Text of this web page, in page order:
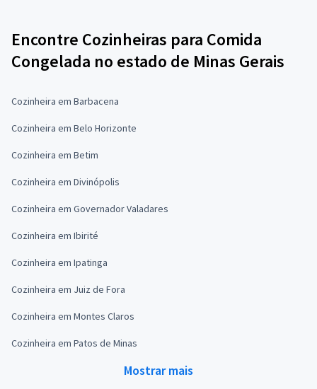
Encontre Cozinheiras para Comida
Congelada no estado de Minas Gerais
Cozinheira em Barbacena
Cozinheira em Belo Horizonte
Cozinheira em Betim
Cozinheira em Divinópolis
Cozinheira em Governador Valadares
Cozinheira em Ibirité
Cozinheira em Ipatinga
Cozinheira em Juiz de Fora
Cozinheira em Montes Claros
Cozinheira em Patos de Minas
Mostrar mais